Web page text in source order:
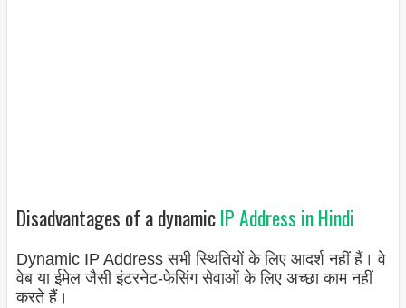
Disadvantages of a dynamicIP Address in Hindi
Dynamic IP Address सभी स्थितियों के लिए आदर्श नहीं हैं। वे
वेब या ईमेल जैसी इंटरनेट-फेसिंग सेवाओं के लिए अच्छा काम नहीं
करते हैं।